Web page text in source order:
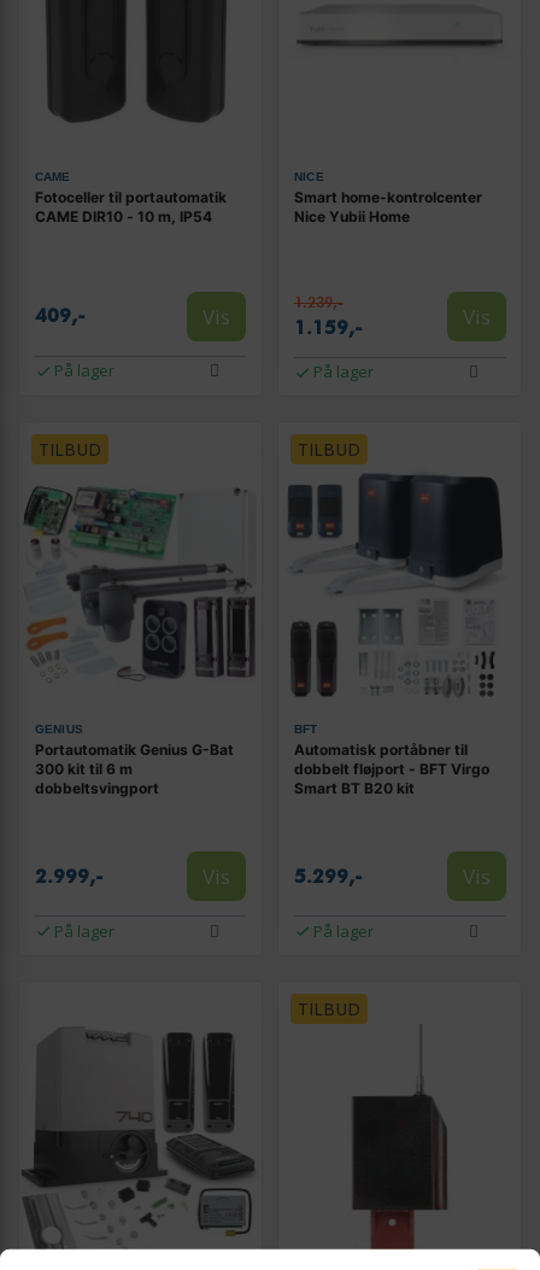
CAME
Fotoceller til portautomatik
CAME DIR10 - 10 m, IP54
409,- Vis
På lager
NICE
Smart home-kontrolcenter
Nice Yubii Home
1.239,-
1.159,- Vis
På lager
TILBUD
GENIUS
Portautomatik Genius G-Bat
300 kit til 6 m
dobbeltsvingport
2.999,- Vis
På lager
TILBUD
BFT
Automatisk portåbner til
dobbelt fløjport - BFT Virgo
Smart BT B20 kit
5.299,- Vis
På lager
TILBUD